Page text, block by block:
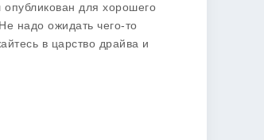
для хорошего
надо ожидать чего-то
в царство драйва и